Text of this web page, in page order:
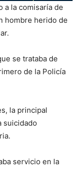
a la comisaría de
hombre herido de
se trataba de
de la Policía
la principal
suicidado
servicio en la